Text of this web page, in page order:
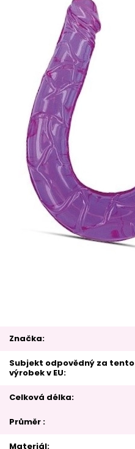
Značka
Subjekt odpovědný za tento
výrobek v EU
Celková délka
Průměr
Materiál